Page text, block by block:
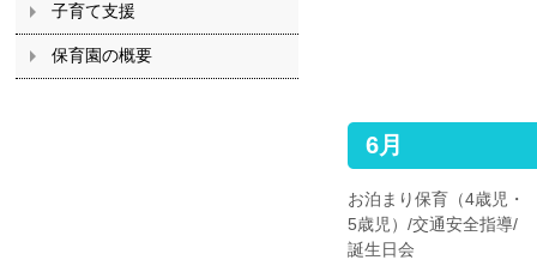
6月
お泊まり保育（4歳児・
5歳児）/交通安全指導/
誕生日会
子育て支援
保育園の概要